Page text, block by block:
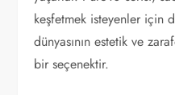
keşfetmek isteyenler için
dünyasının estetik ve
bir seçenektir.